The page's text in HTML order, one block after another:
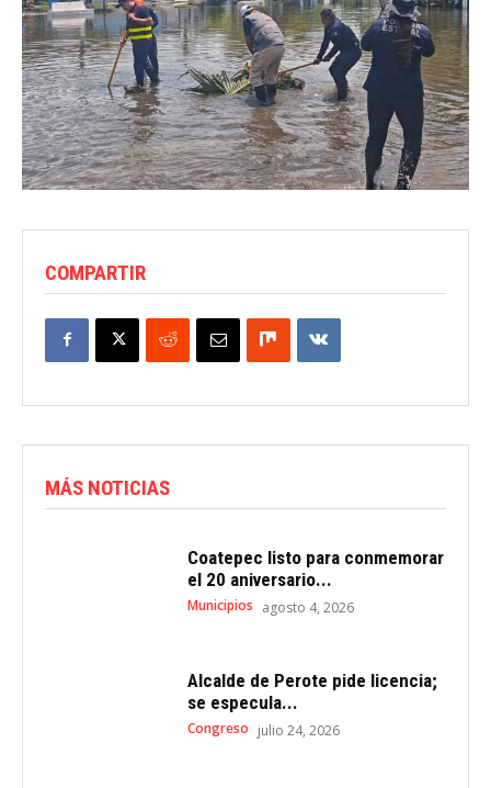
COMPARTIR
MÁS NOTICIAS
Coatepec listo para conmemorar
el 20 aniversario...
Municipios agosto 4, 2026
Alcalde de Perote pide licencia;
se especula...
Congreso julio 24, 2026